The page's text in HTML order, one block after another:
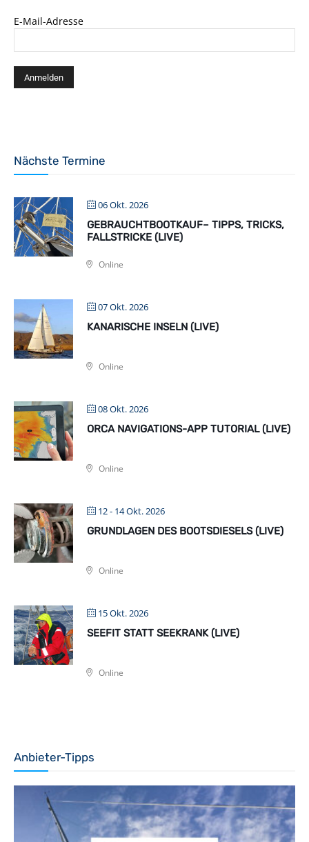
E-Mail-Adresse
Nächste Termine
06 Okt. 2026
GEBRAUCHTBOOTKAUF– TIPPS, TRICKS,
FALLSTRICKE (LIVE)
Online
07 Okt. 2026
KANARISCHE INSELN (LIVE)
Online
08 Okt. 2026
ORCA NAVIGATIONS-APP TUTORIAL (LIVE)
Online
12 - 14 Okt. 2026
GRUNDLAGEN DES BOOTSDIESELS (LIVE)
Online
15 Okt. 2026
SEEFIT STATT SEEKRANK (LIVE)
Online
Anbieter-Tipps